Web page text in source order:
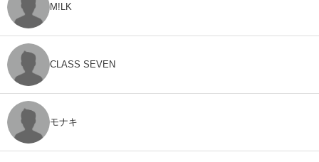
M!LK
CLASS SEVEN
モナキ